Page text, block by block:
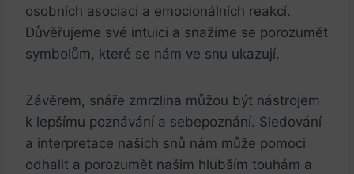
osobních‍ asociací a emocionálních reakcí.
Důvěřujeme své intuici a snažíme se porozumět⁣
symbolům, které se nám ve snu ukazují.
Závěrem, snáře zmrzlina můžou ⁢být nástrojem
k lepšímu‍ poznávání a sebepoznání. Sledování
a interpretace našich snů ⁤nám může‌ pomoci
odhalit ‍a porozumět našim hlubším touhám a